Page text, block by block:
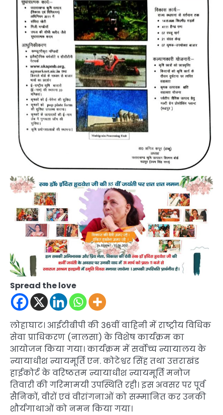
Spread the love
लोहाघाट। आईटीबीपी की 36वीं वाहिनी में राष्ट्रीय विधिक
सेवा प्राधिकरण (नालसा) के विशेष कार्यक्रम का
आयोजन किया गया। कार्यक्रम में सर्वोच्च न्यायालय के
न्यायाधीश न्यायमूर्ति एन. कोटेश्वर सिंह तथा उत्तराखंड
हाईकोर्ट के वरिष्ठतम न्यायाधीश न्यायमूर्ति मनोज
तिवारी की गरिमामयी उपस्थिति रही। इस अवसर पर पूर्व
सैनिकों, वीरों एवं वीरांगनाओं को सम्मानित कर उनकी
शौर्यगाथाओं को नमन किया गया।